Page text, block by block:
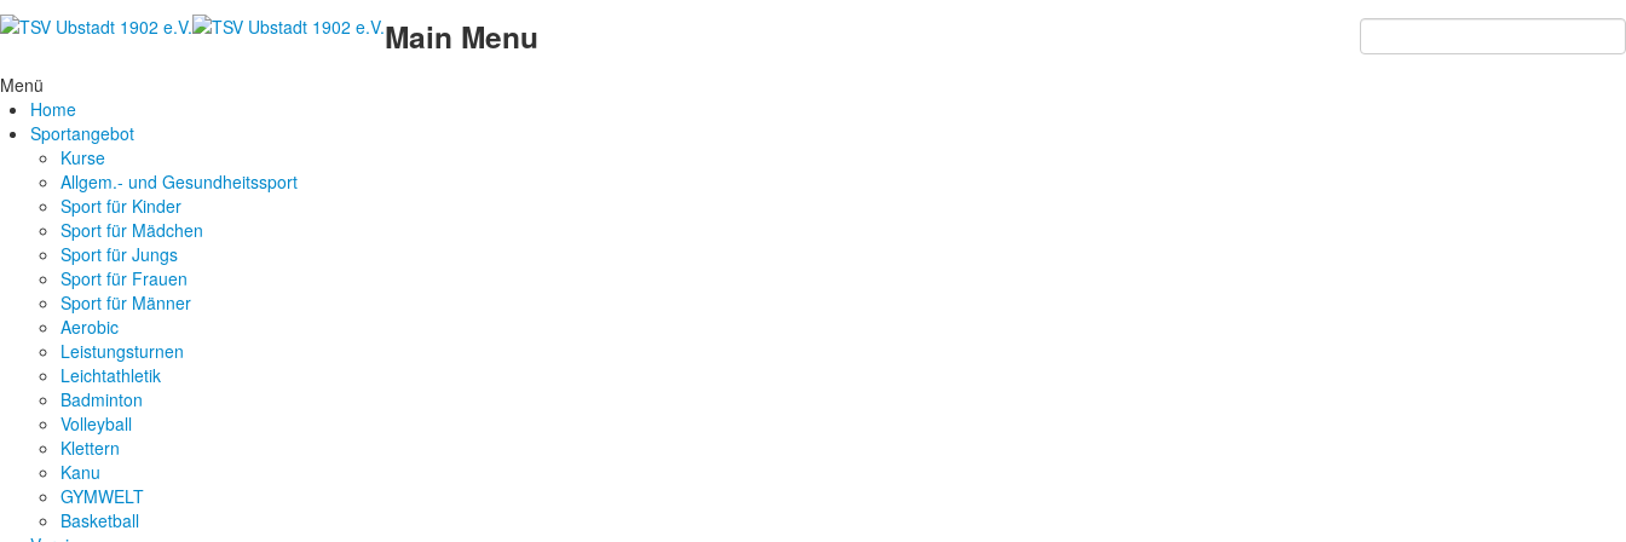
Main Menu
Menü
Home
Sportangebot
Kurse
Allgem.- und Gesundheitssport
Sport für Kinder
Sport für Mädchen
Sport für Jungs
Sport für Frauen
Sport für Männer
Aerobic
Leistungsturnen
Leichtathletik
Badminton
Volleyball
Klettern
Kanu
GYMWELT
Basketball